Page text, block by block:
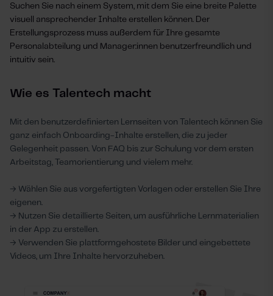
Suchen Sie nach einem System, mit dem Sie eine breite Palette
visuell ansprechender Inhalte erstellen können. Der
Erstellungsprozess muss außerdem für Ihre gesamte
Personalabteilung und Manager:innen benutzerfreundlich und
intuitiv sein.
Wie es Talentech macht
Mit den benutzerdefinierten Lernseiten von Talentech können Sie
ganz einfach Onboarding-Inhalte erstellen, die zu jeder
Gelegenheit passen. Von FAQ bis zur Schulung vor dem ersten
Arbeitstag, Teamorientierung und vielem mehr.
→ Wählen Sie aus vorgefertigten Vorlagen oder erstellen Sie Ihre
eigenen.
→ Nutzen Sie detaillierte Seiten, um ausführliche Lernmaterialien
in der App zu erstellen.
→ Verwenden Sie plattformgehostete Bilder und eingebettete
Videos, um Ihre Inhalte hervorzuheben.